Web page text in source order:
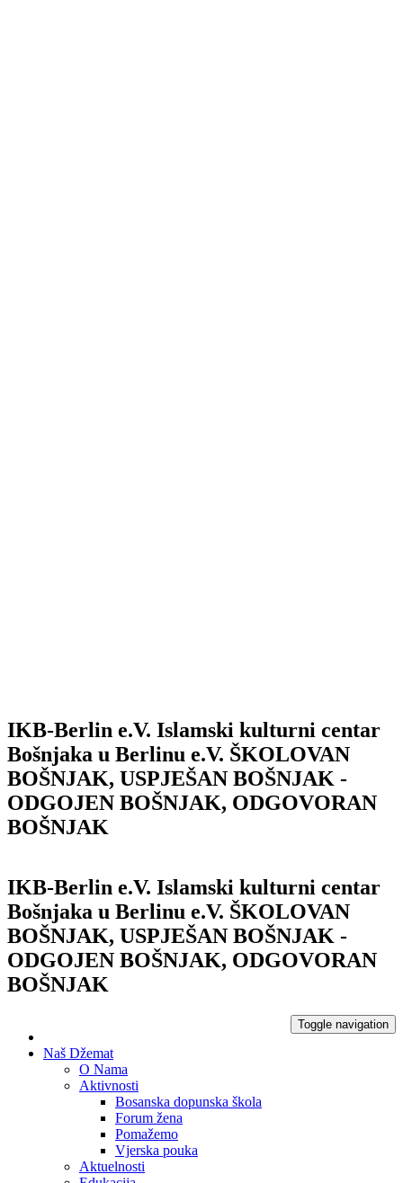
IKB-Berlin e.V. Islamski kulturni centar
Bošnjaka u Berlinu e.V. ŠKOLOVAN
BOŠNJAK, USPJEŠAN BOŠNJAK -
ODGOJEN BOŠNJAK, ODGOVORAN
BOŠNJAK
IKB-Berlin e.V. Islamski kulturni centar
Bošnjaka u Berlinu e.V. ŠKOLOVAN
BOŠNJAK, USPJEŠAN BOŠNJAK -
ODGOJEN BOŠNJAK, ODGOVORAN
BOŠNJAK
Toggle navigation
Naš Džemat
O Nama
Aktivnosti
Bosanska dopunska škola
Forum žena
Pomažemo
Vjerska pouka
Aktuelnosti